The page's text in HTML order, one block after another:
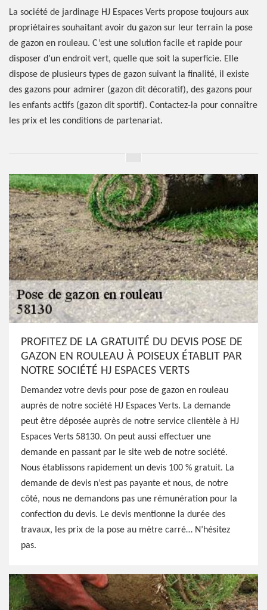
La société de jardinage HJ Espaces Verts propose toujours aux
propriétaires souhaitant avoir du gazon sur leur terrain la pose
de gazon en rouleau. C’est une solution facile et rapide pour
disposer d’un endroit vert, quelle que soit la superficie. Elle
dispose de plusieurs types de gazon suivant la finalité, il existe
des gazons pour admirer (gazon dit décoratif), des gazons pour
les enfants actifs (gazon dit sportif). Contactez-la pour connaître
les prix et les conditions de partenariat.
PROFITEZ DE LA GRATUITÉ DU DEVIS POSE DE
GAZON EN ROULEAU À POISEUX ÉTABLIT PAR
NOTRE SOCIÉTÉ HJ ESPACES VERTS
Demandez votre devis pour pose de gazon en rouleau
auprès de notre société HJ Espaces Verts. La demande
peut être déposée auprès de notre service clientèle à HJ
Espaces Verts 58130. On peut aussi effectuer une
demande en passant par le site web de notre société.
Nous établissons rapidement un devis 100 % gratuit. La
demande de devis n’est pas payante et nous, de notre
côté, nous ne demandons pas une rémunération pour la
confection du devis. Le devis mentionne la durée des
travaux, les prix de la pose au mètre carré… N’hésitez
pas.